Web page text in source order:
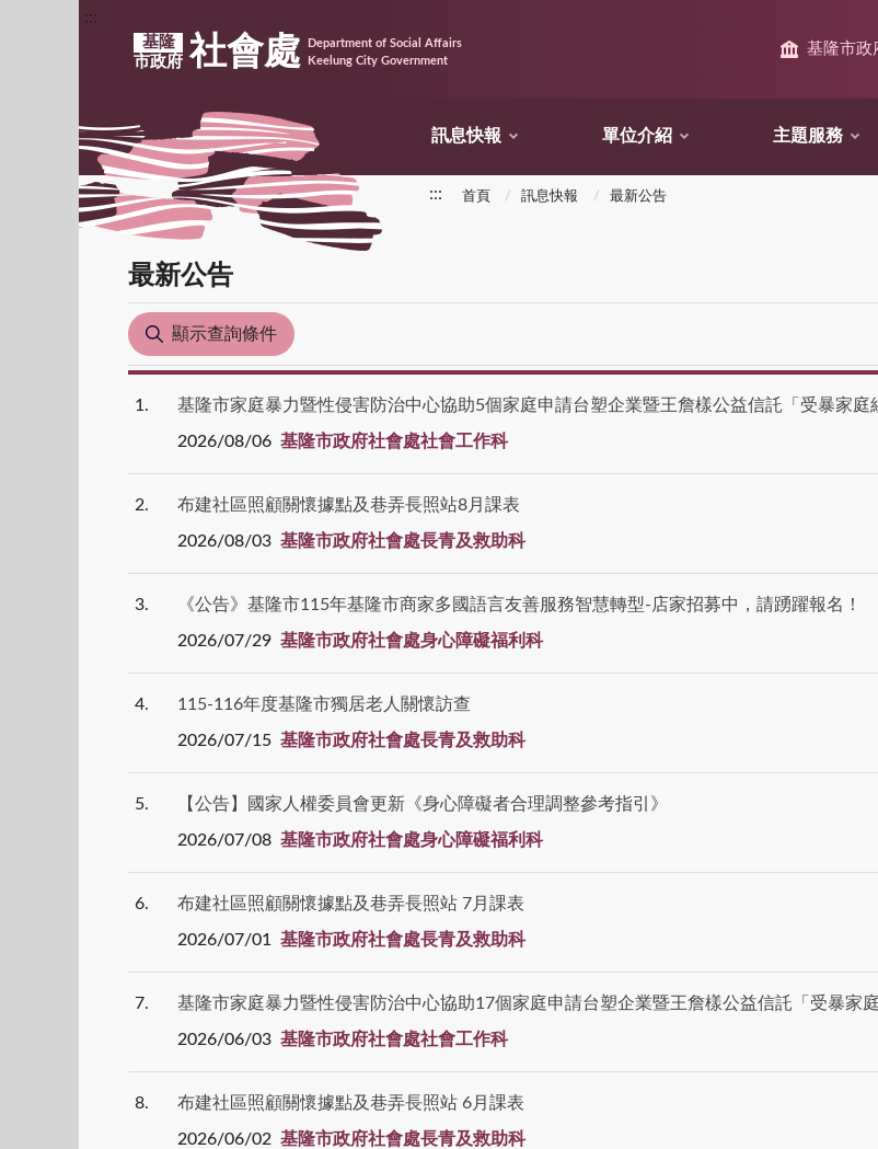
:::
基隆
市政府 社會處
Department of Social Affairs
Keelung City Government
基隆市政
訊息快報 單位介紹 主題服務
::: 首頁 訊息快報 最新公告
最新公告
顯示查詢條件
1 基隆市家庭暴力暨性侵害防治中心協助5個家庭申請台塑企業暨王詹樣公益信託「受暴家
2026/08/06 基隆市政府社會處社會工作科
2 布建社區照顧關懷據點及巷弄長照站8月課表
2026/08/03 基隆市政府社會處長青及救助科
3 《公告》基隆市115年基隆市商家多國語言友善服務智慧轉型-店家招募中，請踴躍報名！
2026/07/29 基隆市政府社會處身心障礙福利科
4 115-116年度基隆市獨居老人關懷訪查
2026/07/15 基隆市政府社會處長青及救助科
5 【公告】國家人權委員會更新《身心障礙者合理調整參考指引》
2026/07/08 基隆市政府社會處身心障礙福利科
6 布建社區照顧關懷據點及巷弄長照站 7月課表
2026/07/01 基隆市政府社會處長青及救助科
7 基隆市家庭暴力暨性侵害防治中心協助17個家庭申請台塑企業暨王詹樣公益信託「受暴家
2026/06/03 基隆市政府社會處社會工作科
8 布建社區照顧關懷據點及巷弄長照站 6月課表
2026/06/02 基隆市政府社會處長青及救助科